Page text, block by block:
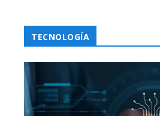
TECNOLOGÍA